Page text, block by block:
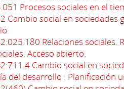
Procesos sociales en el
Cambio social en sociedades
Relaciones sociales.
Acceso abierto.
Cambio social en
del desarrollo : Planificación